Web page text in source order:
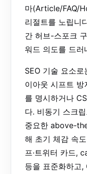
마(Article/FAQ/
리절트를 노립니
간 허브-스포크
워드 의도를 드러
SEO 기술 요소로
이아웃 시프트
를 명시하거나
다. 비동기 스크
중요한 above-
해 초기 체감 속
프·트위터 카드,
등을 표준화하고